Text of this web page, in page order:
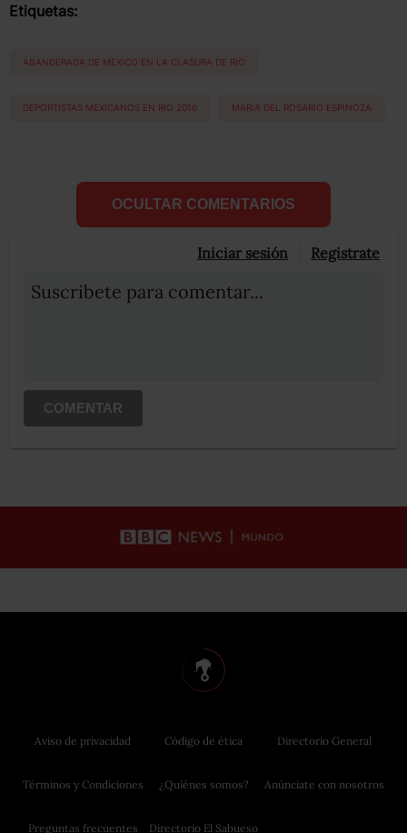
Etiquetas:
ABANDERADA DE MEXICO EN LA CLASURA DE RIO
DEPORTISTAS MEXICANOS EN RIO 2016 MARIA DEL ROSARIO ESPINOZA
OCULTAR COMENTARIOS
Iniciar sesión Registrate
Suscribete para comentar...
COMENTAR
Aviso de privacidad
Términos y Condiciones
Preguntas frecuentes
Código de ética
¿Quiénes somos?
Directorio El Sabueso
Directorio General
Anúnciate con nosotros